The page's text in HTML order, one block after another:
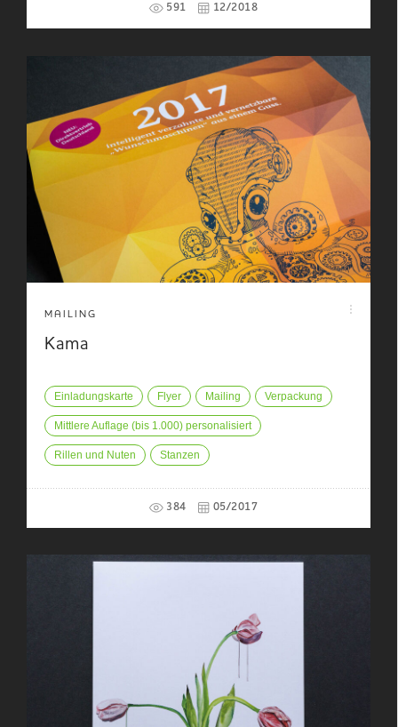
591 12/2018
MAILING
Kama
Einladungskarte Flyer Mailing Verpackung
Mittlere Auflage (bis 1.000) personalisiert
Rillen und Nuten Stanzen
384 05/2017